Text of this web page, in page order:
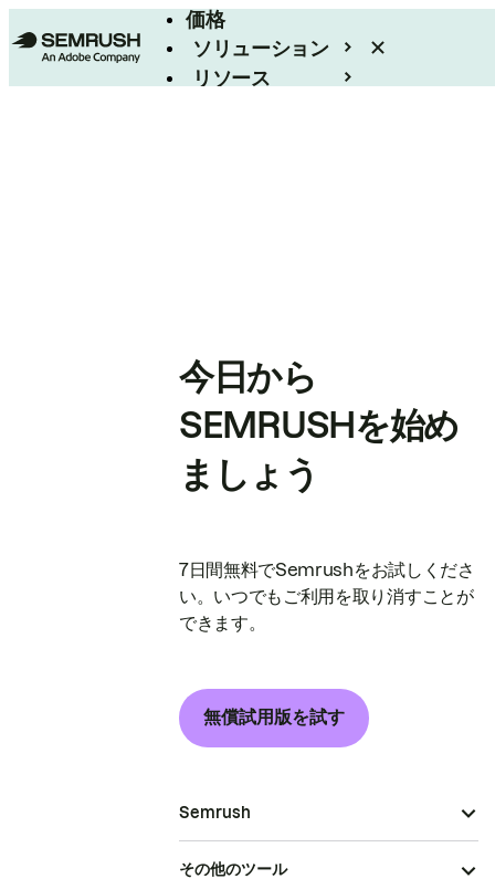
価格
ソリューション
リソース
今日から
SEMRUSHを始め
ましょう
7日間無料でSemrushをお試しくださ
い。いつでもご利用を取り消すことが
できます。
無償試用版を試す
Semrush
その他のツール